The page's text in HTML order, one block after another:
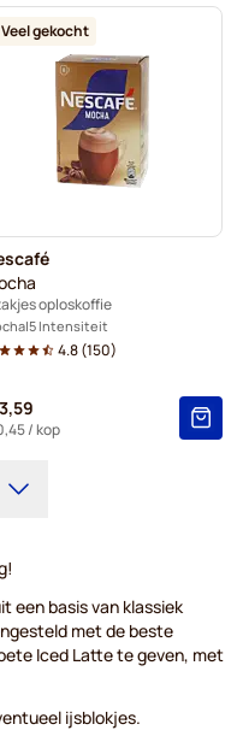
Veel gekocht
oploskoffie
5 Intensiteit
4.8(150)
/ kop
een basis van klassiek
met de beste
Iced Latte te geven, met
ijsblokjes.